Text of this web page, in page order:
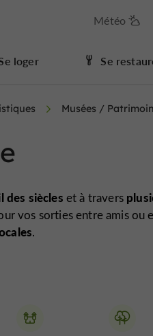
Météo
loger Se
Musées /
des siècles et à travers
vos sorties entre amis ou
.